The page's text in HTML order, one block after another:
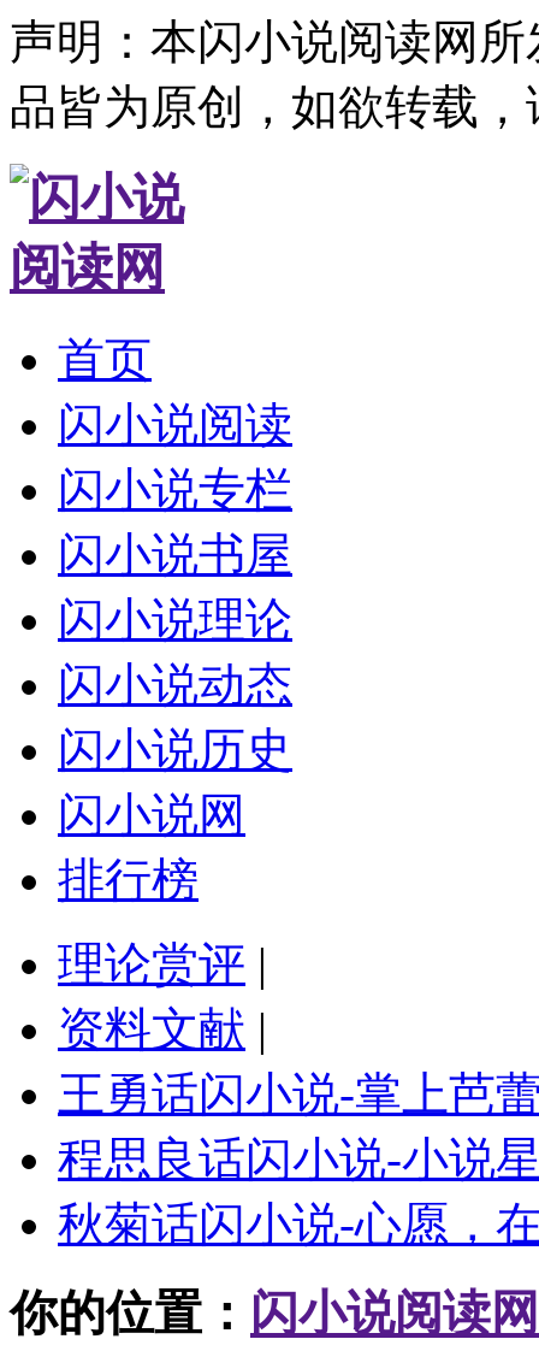
声明：本闪小说阅读网
品皆为原创，如欲转载
首页
闪小说阅读
闪小说专栏
闪小说书屋
闪小说理论
闪小说动态
闪小说历史
闪小说网
排行榜
理论赏评 |
资料文献 |
王勇话闪小说-掌上芭
程思良话闪小说-小说
秋菊话闪小说-心愿，
你的位置： 闪小说阅读网